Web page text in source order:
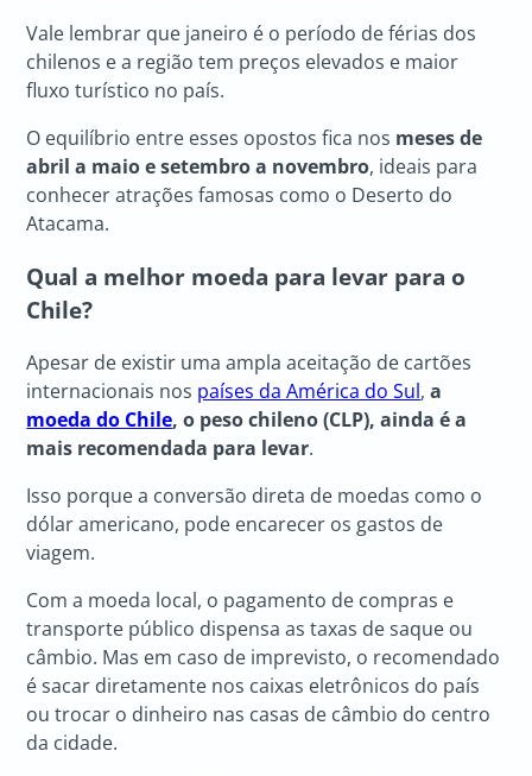
Vale lembrar que janeiro é o período de férias dos
chilenos e a região tem preços elevados e maior
fluxo turístico no país.
O equilíbrio entre esses opostos fica nos meses de
abril a maio e setembro a novembro, ideais para
conhecer atrações famosas como o Deserto do
Atacama.
Qual a melhor moeda para levar para o
Chile?
Apesar de existir uma ampla aceitação de cartões
internacionais nos países da América do Sul,a
moeda do Chile, o peso chileno (CLP), ainda é a
mais recomendada para levar.
Isso porque a conversão direta de moedas como o
dólar americano, pode encarecer os gastos de
viagem.
Com a moeda local, o pagamento de compras e
transporte público dispensa as taxas de saque ou
câmbio. Mas em caso de imprevisto, o recomendado
é sacar diretamente nos caixas eletrônicos do país
ou trocar o dinheiro nas casas de câmbio do centro
da cidade.